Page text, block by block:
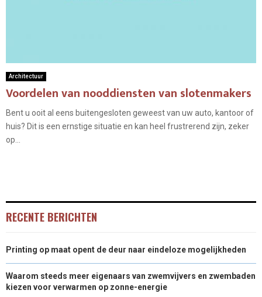
Architectuur
Voordelen van nooddiensten van slotenmakers
Bent u ooit al eens buitengesloten geweest van uw auto, kantoor of
huis? Dit is een ernstige situatie en kan heel frustrerend zijn, zeker
op...
RECENTE BERICHTEN
Printing op maat opent de deur naar eindeloze mogelijkheden
Waarom steeds meer eigenaars van zwemvijvers en zwembaden
kiezen voor verwarmen op zonne-energie